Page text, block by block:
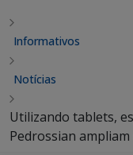
Informativos
Notícias
Utilizando tablets,
Pedrossian